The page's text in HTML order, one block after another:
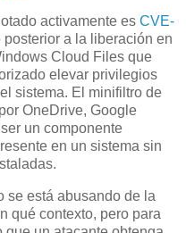
activamente es CVE-
posterior a la liberación en
Cloud Files que
elevar privilegios
sistema. El minifiltro de
OneDrive, Google
un componente
en un sistema sin
se está abusando de la
qué contexto, pero para